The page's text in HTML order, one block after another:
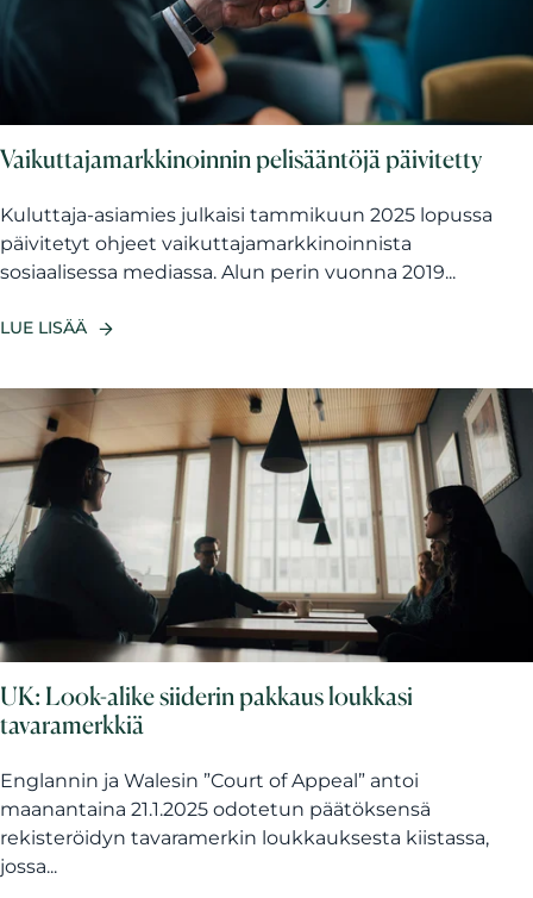
Vaikuttajamarkkinoinnin pelisääntöjä päivitetty
Kuluttaja-asiamies julkaisi tammikuun 2025 lopussa
päivitetyt ohjeet vaikuttajamarkkinoinnista
sosiaalisessa mediassa. Alun perin vuonna 2019...
LUE LISÄÄ
UK: Look-alike siiderin pakkaus loukkasi
tavaramerkkiä
Englannin ja Walesin ”Court of Appeal” antoi
maanantaina 21.1.2025 odotetun päätöksensä
rekisteröidyn tavaramerkin loukkauksesta kiistassa,
jossa...